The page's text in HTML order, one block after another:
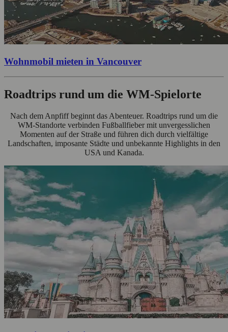
Wohnmobil mieten in Vancouver
Roadtrips rund um die WM-Spielorte
Nach dem Anpfiff beginnt das Abenteuer. Roadtrips rund um die
WM-Standorte verbinden Fußballfieber mit unvergesslichen
Momenten auf der Straße und führen dich durch vielfältige
Landschaften, imposante Städte und unbekannte Highlights in den
USA und Kanada.